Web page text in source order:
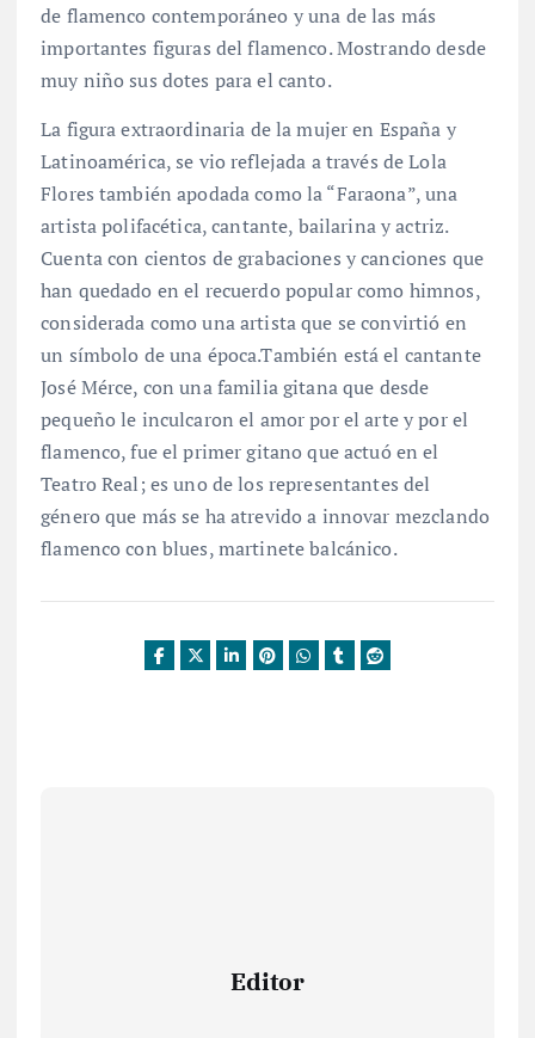
de flamenco contemporáneo y una de las más
importantes figuras del flamenco. Mostrando desde
muy niño sus dotes para el canto.
La figura extraordinaria de la mujer en España y
Latinoamérica, se vio reflejada a través de Lola
Flores también apodada como la “Faraona”, una
artista polifacética, cantante, bailarina y actriz.
Cuenta con cientos de grabaciones y canciones que
han quedado en el recuerdo popular como himnos,
considerada como una artista que se convirtió en
un símbolo de una época.También está el cantante
José Mérce, con una familia gitana que desde
pequeño le inculcaron el amor por el arte y por el
flamenco, fue el primer gitano que actuó en el
Teatro Real; es uno de los representantes del
género que más se ha atrevido a innovar mezclando
flamenco con blues, martinete balcánico.
Editor